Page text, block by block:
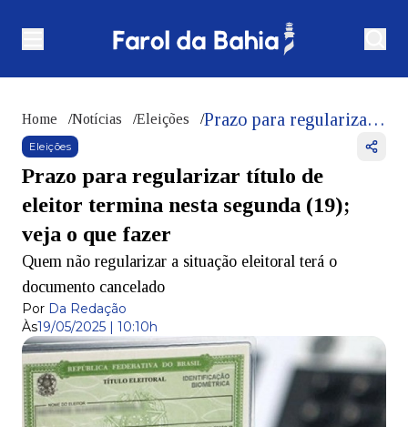
Home /Notícias /Eleições / Prazo para regularizar título de eleitor termina nesta segunda (19); veja o que fazer
Eleições
Prazo para regularizar título de
eleitor termina nesta segunda (19);
veja o que fazer
Quem não regularizar a situação eleitoral terá o
documento cancelado
Por Da Redação
Às19/05/2025 | 10:10h